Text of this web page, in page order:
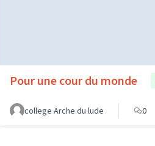
Pour une cour du monde
college Arche du lude 0